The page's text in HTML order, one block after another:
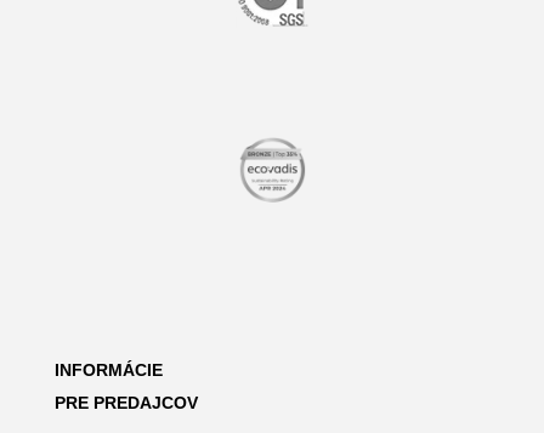
INFORMÁCIE
PRE PREDAJCOV